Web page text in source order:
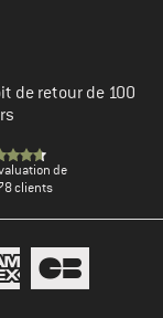
de retour de 100
de
clients